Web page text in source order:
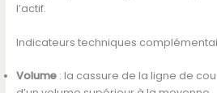
l’actif.
Indicateurs techniques
Volume: la cassure de la ligne de